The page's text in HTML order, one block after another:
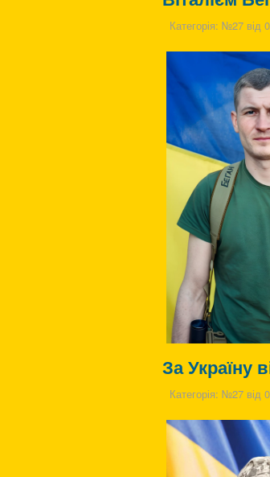
Категорія: №27 від
За Україну
Категорія: №27 від